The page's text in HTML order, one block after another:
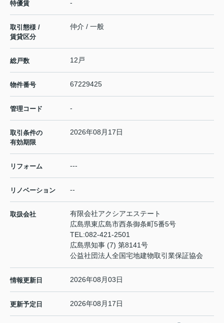
特優賃 -
取引態様 /
賃貸区分
仲介 / 一般
総戸数 12戸
物件番号 67229425
管理コード -
取引条件の
有効期限
2026年08月17日
リフォーム ---
リノベーション --
取扱会社
有限会社アクシアエステート
広島県東広島市西条御条町5番5号
TEL:082-421-2501
広島県知事 (7) 第8141号
公益社団法人全国宅地建物取引業保証協会
情報更新日 2026年08月03日
更新予定日 2026年08月17日